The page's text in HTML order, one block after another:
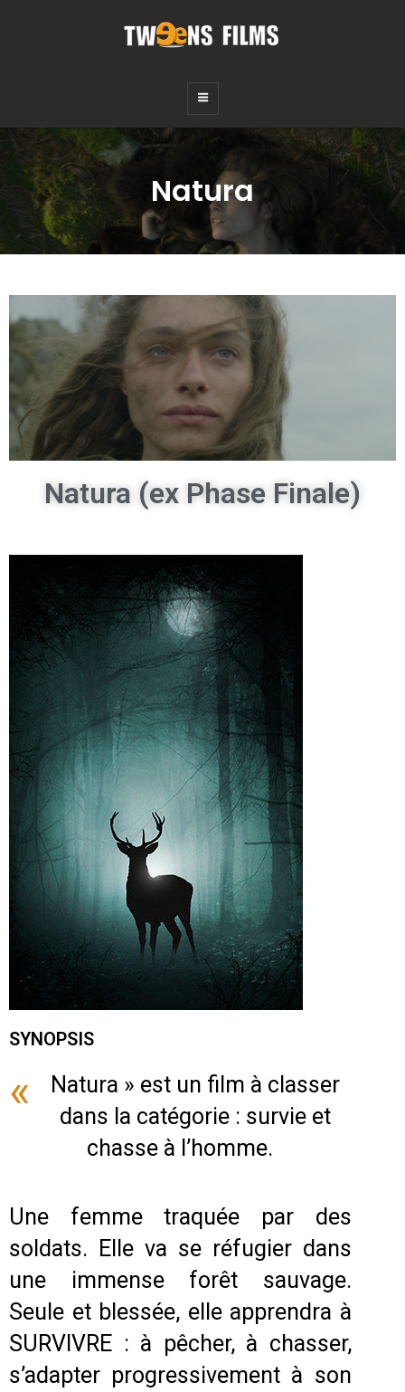
Natura
Natura (ex Phase Finale)
SYNOPSIS
«
Natura » est un film à classer
dans la catégorie : survie et
chasse à l’homme.
Une femme traquée par des
soldats. Elle va se réfugier dans
une immense forêt sauvage.
Seule et blessée, elle apprendra à
SURVIVRE : à pêcher, à chasser,
s’adapter progressivement à son